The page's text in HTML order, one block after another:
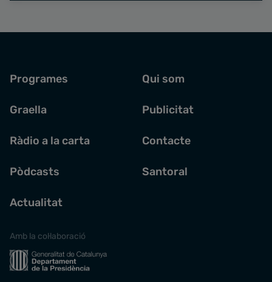
Programes
Graella
Ràdio a la carta
Pòdcasts
Actualitat
Qui som
Publicitat
Contacte
Santoral
Amb la col·laboració